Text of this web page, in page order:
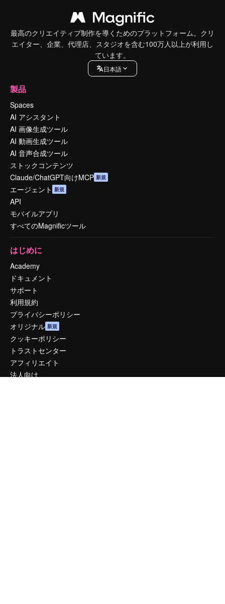
最高のクリエイティブ制作を導くためのプラットフォーム。クリ
エイター、企業、代理店、スタジオを含む100万人以上が利用し
ています。
日本語
製品
Spaces
AI アシスタント
AI 画像生成ツール
AI 動画生成ツール
AI 音声合成ツール
ストックコンテンツ
Claude/ChatGPT向けMCP 新規
エージェント 新規
API
モバイルアプリ
すべてのMagnificツール
はじめに
Academy
ドキュメント
サポート
利用規約
プライバシーポリシー
オリジナル 新規
クッキーポリシー
トラストセンター
アフィリエイト
法人向け